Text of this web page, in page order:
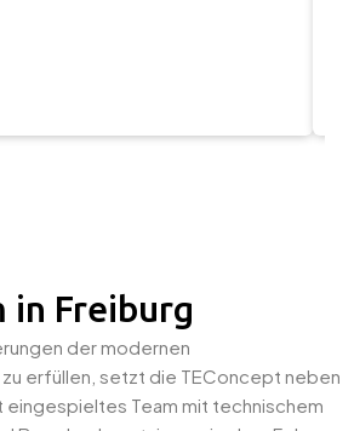
in Freiburg
der modernen
erfüllen, setzt die TEConcept neben
eingespieltes Team mit technischem